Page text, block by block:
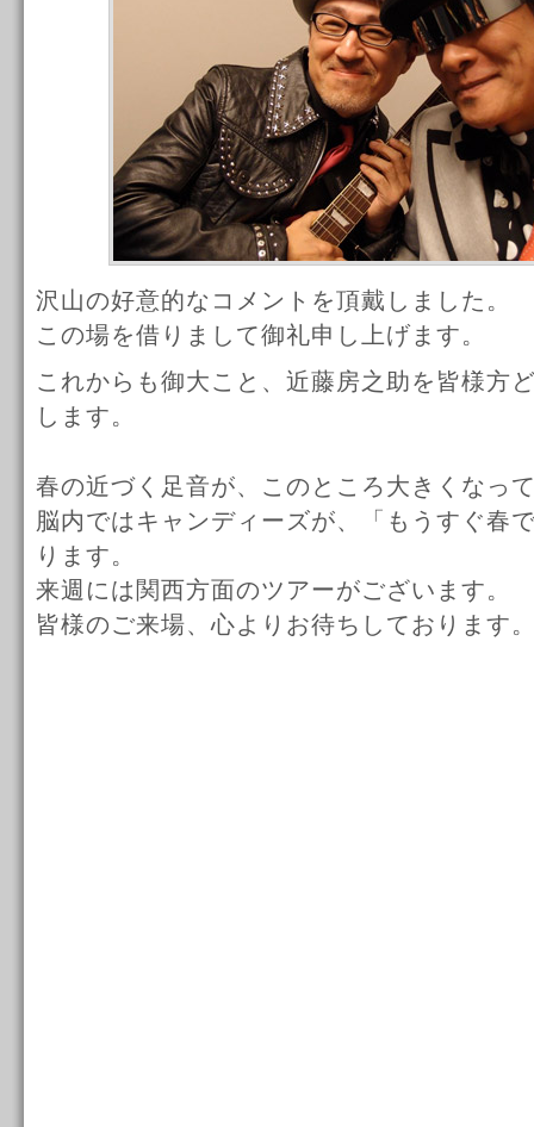
沢山の好意的なコメントを頂戴しました。
この場を借りまして御礼申し上げます。
これからも御大こと、近藤房之助を皆様方
します。
春の近づく足音が、このところ大きくなっ
脳内ではキャンディーズが、「もうすぐ春
ります。
来週には関西方面のツアーがございます。
皆様のご来場、心よりお待ちしております